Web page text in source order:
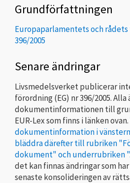
Grundförfattningen
Europaparlamentets och rådets
396/2005
Senare ändringar
Livsmedelsverket publicerar
förordning (EG) nr 396/2005.
dokumentinformationen till
EUR-Lex som finns i länken ovan.
dokumentinformation i
bläddra därefter till rubriken
dokument" och underrubriken
det kan finnas ändringar som
senaste konsolideringen av